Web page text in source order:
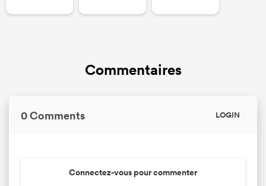
Commentaires
0 Comments LOGIN
Connectez-vous pour commenter